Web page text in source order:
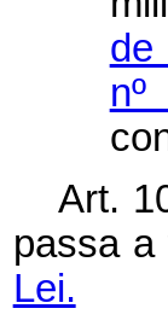
de
Art.
passa
Lei.